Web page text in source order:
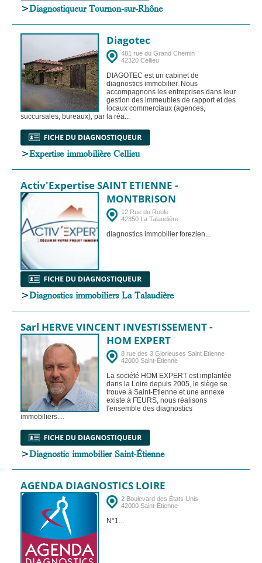
>Diagnostiqueur Tournon-sur-Rhône
Diagotec
481 rue du Grand Chemin
42320 Cellieu
DIAGOTEC est un cabinet de
diagnostics immobilier. Nous
accompagnons les entreprises dans leur
gestion des immeubles de rapport et des
locaux commerciaux (agences,
succursales, bureaux), par la réa...
>Expertise immobilière Cellieu
Activ'Expertise SAINT ETIENNE -
MONTBRISON
12 Rue du Roule
42350 La Talaudière
diagnostics immobilier forezien...
>Diagnostics immobiliers La Talaudière
Sarl HERVE VINCENT INVESTISSEMENT -
HOM EXPERT
8 rue des 3 Glorieuses Saint Etienne
42000 Saint-Étienne
La société HOM EXPERT est implantée
dans la Loire depuis 2005, le siège se
trouve à Saint-Etienne et une annexe
existe à FEURS, nous réalisons
l'ensemble des diagnostics
immobiliers....
>Diagnostic immobilier Saint-Étienne
AGENDA DIAGNOSTICS LOIRE
2 Boulevard des États Unis
42000 Saint-Étienne
N°1...